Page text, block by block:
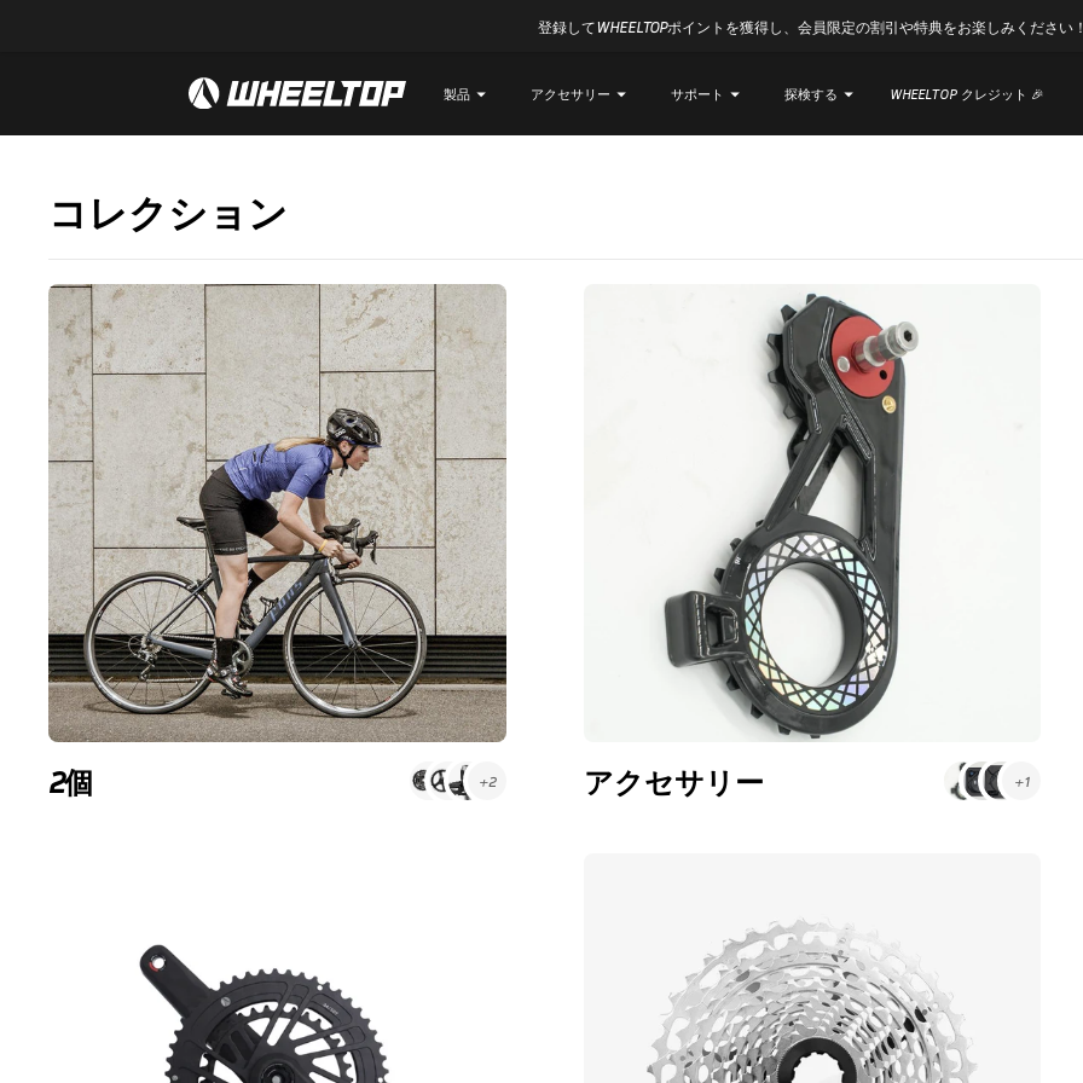
登録してWHEELTOPポイントを獲得し、会員限定の割引や特典をお楽しみください
製品
製品 アクセサリー
アクセサリー サポート
サポート 探検する
探検する WHEELTOP クレジット 🎉
WHEELTOP クレジット 🎉
コレクション
2個 +2 アクセサリー +1